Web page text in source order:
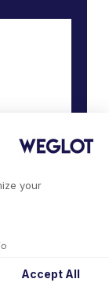
your
Accept All